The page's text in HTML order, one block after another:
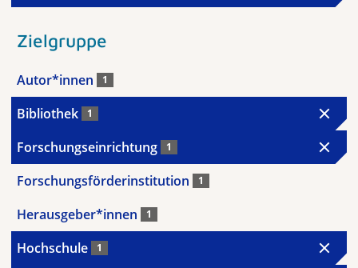
Zielgruppe
Autor*innen 1
Bibliothek 1
Forschungseinrichtung 1
Forschungsförderinstitution 1
Herausgeber*innen 1
Hochschule 1